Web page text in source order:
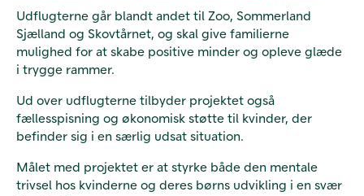
Udflugterne går blandt andet til Zoo, Sommerland
Sjælland og Skovtårnet, og skal give familierne
mulighed for at skabe positive minder og opleve glæde
i trygge rammer.
Ud over udflugterne tilbyder projektet også
fællesspisning og økonomisk støtte til kvinder, der
befinder sig i en særlig udsat situation.
Målet med projektet er at styrke både den mentale
trivsel hos kvinderne og deres børns udvikling i en svær